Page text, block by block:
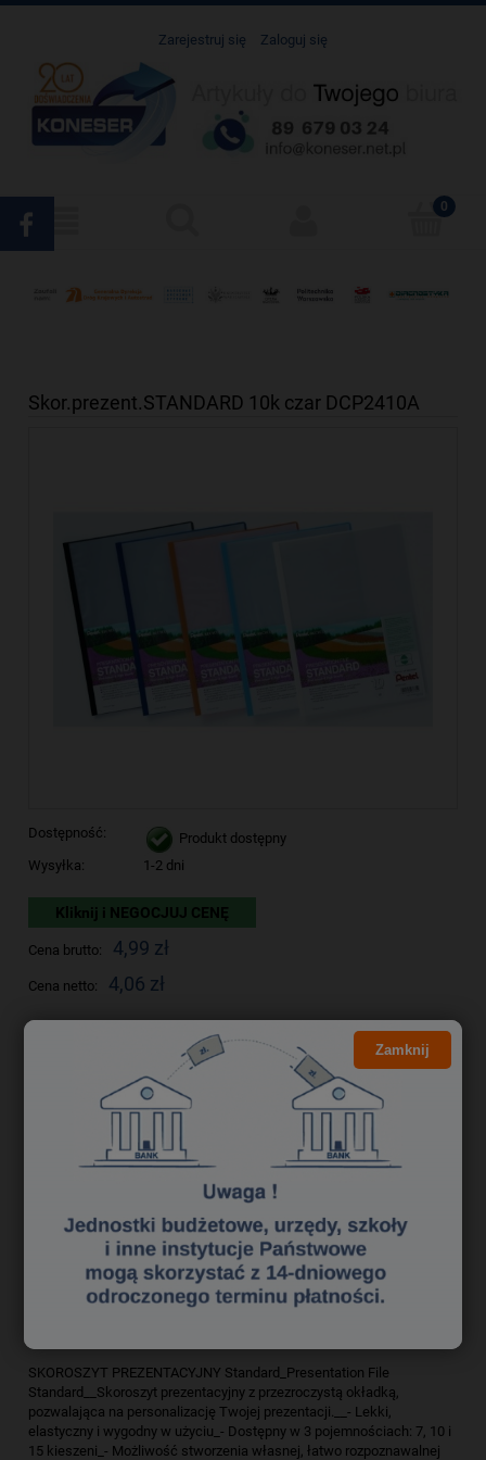
Zarejestruj się Zaloguj się
Skor.prezent.STANDARD 10k czar DCP2410A
Dostępność:
Produkt dostępny
Wysyłka:
1-2 dni
Kliknij i NEGOCJUJ CENĘ
Cena brutto: 4,99 zł
Cena netto: 4,06 zł
do koszyka
dodaj do przechowalni
SKOROSZYT PREZENTACYJNY Standard_Presentation File
Standard__Skoroszyt prezentacyjny z przezroczystą okładką,
pozwalająca na personalizację Twojej prezentacji.__- Lekki,
elastyczny i wygodny w użyciu_- Dostępny w 3 pojemnościach: 7, 10 i
15 kieszeni_- Możliwość stworzenia własnej, łatwo rozpoznawalnej
Zamknij